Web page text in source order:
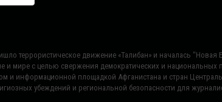
террористическое движение «Талибан» и началась
и мире с целью свержения демократических и
и информационной площадкой Афганистана и стран
убеждений и региональной безопасности для